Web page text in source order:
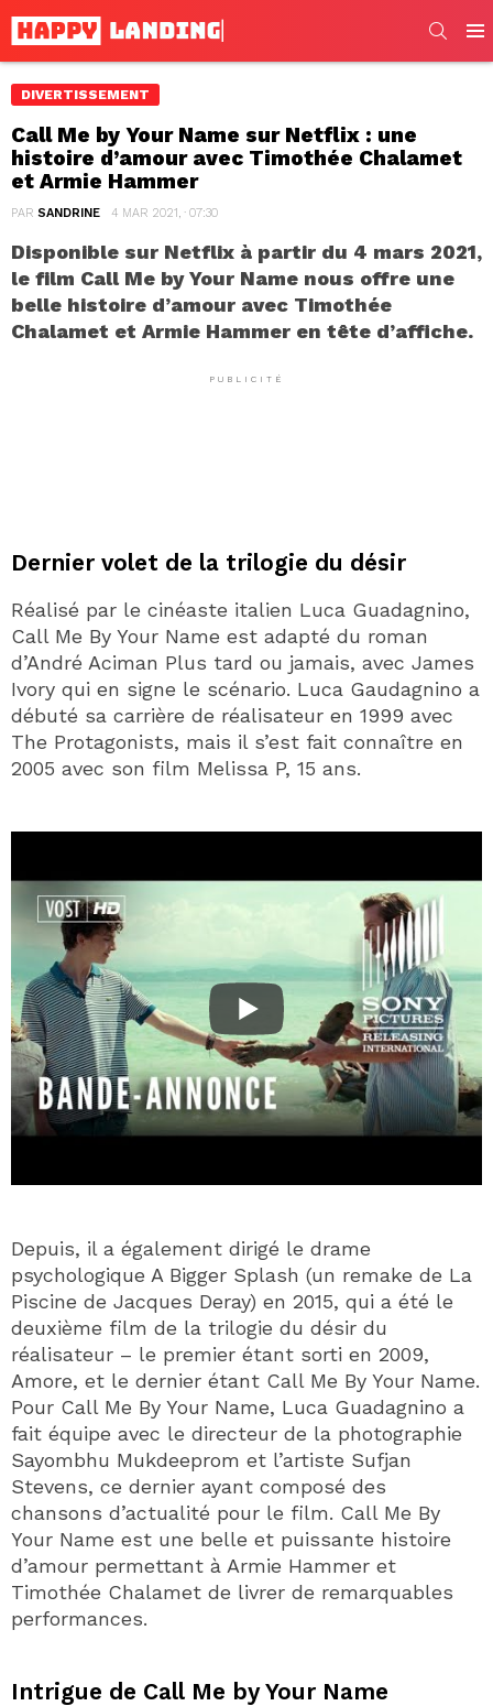
DIVERTISSEMENT
Call Me by Your Name sur Netflix : une
histoire d’amour avec Timothée Chalamet
et Armie Hammer
PAR SANDRINE 4 MAR 2021, · 07:30
Disponible sur Netflix à partir du 4 mars 2021,
le film Call Me by Your Name nous offre une
belle histoire d’amour avec Timothée
Chalamet et Armie Hammer en tête d’affiche.
PUBLICITÉ
Dernier volet de la trilogie du désir
Réalisé par le cinéaste italien Luca Guadagnino,
Call Me By Your Name est adapté du roman
d’André Aciman Plus tard ou jamais, avec James
Ivory qui en signe le scénario. Luca Gaudagnino a
débuté sa carrière de réalisateur en 1999 avec
The Protagonists, mais il s’est fait connaître en
2005 avec son film Melissa P, 15 ans.
Depuis, il a également dirigé le drame
psychologique A Bigger Splash (un remake de La
Piscine de Jacques Deray) en 2015, qui a été le
deuxième film de la trilogie du désir du
réalisateur – le premier étant sorti en 2009,
Amore, et le dernier étant Call Me By Your Name.
Pour Call Me By Your Name, Luca Guadagnino a
fait équipe avec le directeur de la photographie
Sayombhu Mukdeeprom et l’artiste Sufjan
Stevens, ce dernier ayant composé des
chansons d’actualité pour le film. Call Me By
Your Name est une belle et puissante histoire
d’amour permettant à Armie Hammer et
Timothée Chalamet de livrer de remarquables
performances.
Intrigue de Call Me by Your Name